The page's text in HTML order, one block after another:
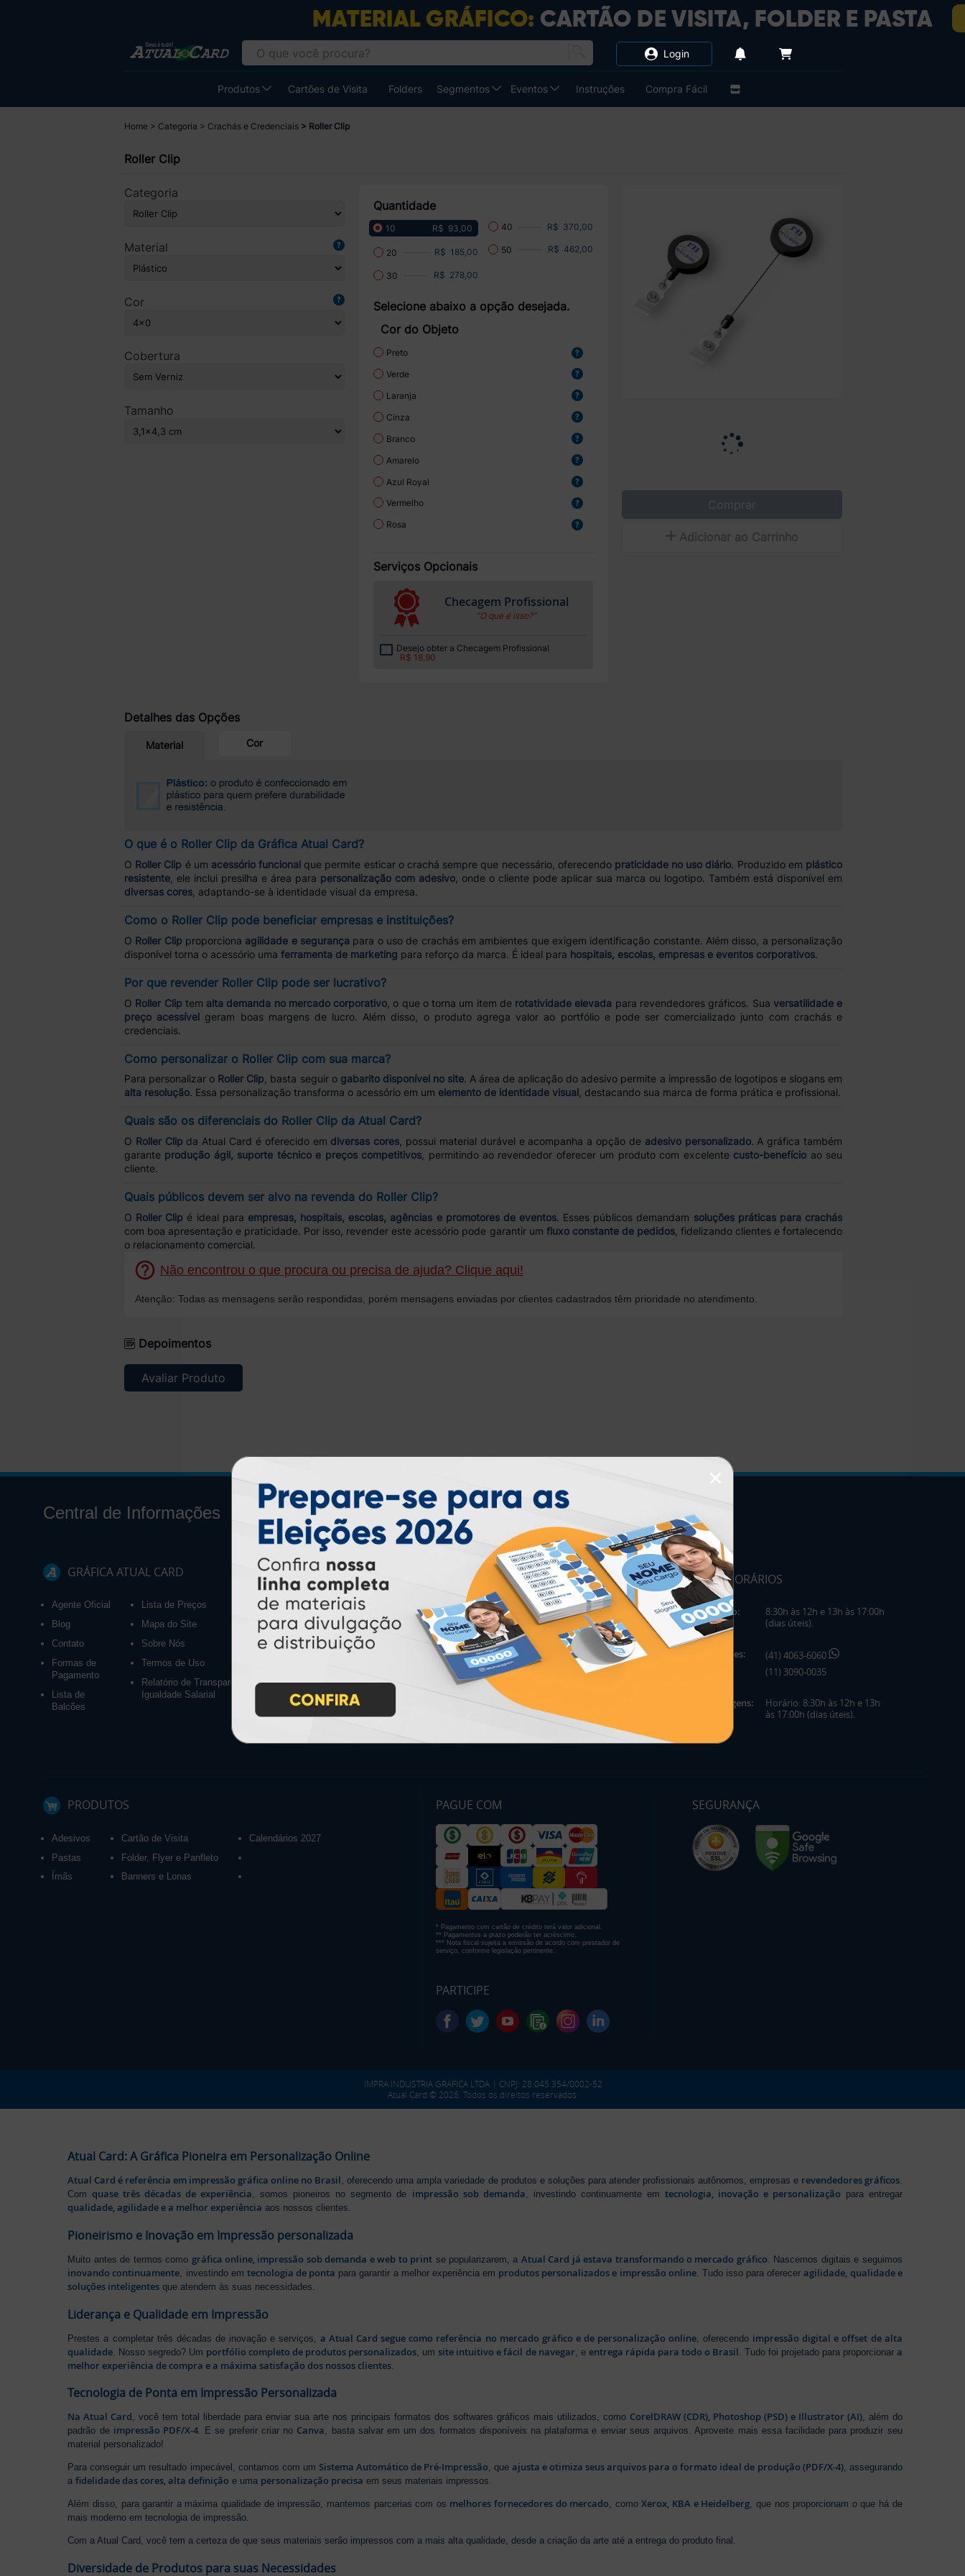
Produtos Cartões de Visita Folders Segmentos Eventos Instruções Compra Fácil
Login
Home Categoria Crachás e Credenciais Roller Clip
Roller Clip
Categoria
Material
Cor
Cobertura
Tamanho
Quantidade
10 R$ 93,00
20 R$ 185,00
30 R$ 278,00
40 R$ 370,00
50 R$ 462,00
Selecione abaixo a opção desejada.
Cor do Objeto
Preto
Verde
Laranja
Cinza
Branco
Amarelo
Azul Royal
Vermelho
Rosa
Serviços Opcionais
Checagem Profissional
“O que é isso?”
Desejo obter a Checagem Profissional
R$ 18,90
Comprar
Adicionar ao Carrinho
Detalhes das Opções
Material Cor
O que é o Roller Clip da Gráfica Atual Card?
O Roller Clip é um acessório funcional que permite esticar o crachá sempre que necessário, oferecendo praticidade no uso diário. Produzido em plástico
resistente , ele inclui presilha e área para personalização com adesivo , onde o cliente pode aplicar sua marca ou logotipo. Também está disponível em
diversas cores , adaptando-se à identidade visual da empresa.
Como o Roller Clip pode beneficiar empresas e instituições?
O Roller Clip proporciona agilidade e segurança para o uso de crachás em ambientes que exigem identificação constante. Além disso, a personalização
disponível torna o acessório uma ferramenta de marketing para reforço da marca. É ideal para hospitais, escolas, empresas e eventos corporativos.
Por que revender Roller Clip pode ser lucrativo?
O Roller Clip tem alta demanda no mercado corporativo , o que o torna um item de rotatividade elevada para revendedores gráficos. Sua versatilidade e
preço acessível geram boas margens de lucro. Além disso, o produto agrega valor ao portfólio e pode ser comercializado junto com crachás e
credenciais.
Como personalizar o Roller Clip com sua marca?
Para personalizar o Roller Clip, basta seguir o gabarito disponível no site. A área de aplicação do adesivo permite a impressão de logotipos e slogans em
alta resolução. Essa personalização transforma o acessório em um elemento de identidade visual, destacando sua marca de forma prática e profissional.
Quais são os diferenciais do Roller Clip da Atual Card?
O Roller Clip da Atual Card é oferecido em diversas cores , possui material durável e acompanha a opção de adesivo personalizado. A gráfica também
garante produção ágil, suporte técnico e preços competitivos , permitindo ao revendedor oferecer um produto com excelente custo-benefício ao seu
cliente.
Quais públicos devem ser alvo na revenda do Roller Clip?
O Roller Clip é ideal para empresas, hospitais, escolas, agências e promotores de eventos. Esses públicos demandam soluções práticas para crachás
com boa apresentação e praticidade. Por isso, revender este acessório pode garantir um fluxo constante de pedidos, fidelizando clientes e fortalecendo
o relacionamento comercial.
Não encontrou o que procura ou precisa de ajuda? Clique aqui!
Atenção: Todas as mensagens serão respondidas, porém mensagens enviadas por clientes cadastrados têm prioridade no atendimento.
Depoimentos
Avaliar Produto
Central de Informações
GRÁFICA ATUAL CARD
Agente Oficial
Blog
Contato
Formas de
Pagamento
Lista de
Balcões
Lista de Preços
Mapa do Site
Sobre Nós
Termos de Uso
Relatório de Transparência e
Igualdade Salarial
Como Comprar
Como exportar em
Garantia
Montagem e Fechamento de
Arquivo
Perguntas Frequentes
HORÁRIOS
Horário:
8:30h às 12h e 13h às 17:00h
(dias úteis).
Telefones:
(41) 4063-6060
(11) 3090-0035
Mensagens:
Horário: 8:30h às 12h e 13h
às 17:00h (dias úteis).
PRODUTOS
Adesivos
Pastas
Ímãs
Cartão de Visita
Folder, Flyer e Panfleto
Banners e Lonas
Calendários 2027
PAGUE COM
* Pagamento com cartão de crédito terá valor adicional.
** Pagamentos a prazo poderão ter acréscimo.
*** Nota fiscal sujeita a emissão de acordo com prestador de
serviço, conforme legislação pertinente.
PARTICIPE
SEGURANÇA
IMPRA INDUSTRIA GRAFICA LTDA | CNPJ: 28.045.354/0002-52
Atual Card © 2026. Todos os direitos reservados.
Atual Card: A Gráfica Pioneira em Personalização Online
Atual Card é referência em impressão gráfica online no Brasil, oferecendo uma ampla variedade de produtos e soluções para atender profissionais autônomos, empresas e revendedores gráficos.
Comquase três décadas de experiência, somos pioneiros no segmento de impressão sob demanda, investindo continuamente em tecnologia, inovação e personalização para entregar
qualidade, agilidade e a melhor experiência aos nossos clientes.
Pioneirismo e Inovação em Impressão personalizada
Muito antes de termos como gráfica online, impressão sob demanda e web to print se popularizarem, a Atual Card já estava transformando o mercado gráfico . Nascemos digitais e seguimos
inovando continuamente , investindo em tecnologia de ponta para garantir a melhor experiência em produtos personalizados e impressão online. Tudo isso para ofereceragilidade, qualidade e
soluções inteligentes que atendem às suas necessidades.
Liderança e Qualidade em Impressão
Prestes a completar três décadas de inovação e serviços,a Atual Card segue como referência no mercado gráfico e de personalização online , oferecendo impressão digital e offset de alta
qualidade . Nosso segredo? Um portfólio completo de produtos personalizados , um site intuitivo e fácil de navegar , e entrega rápida para todo o Brasil . Tudo foi projetado para proporcionar a
melhor experiência de compra e a máxima satisfação dos nossos clientes
Tecnologia de Ponta em Impressão Personalizada
Na Atual Card, você tem total liberdade para enviar sua arte nos principais formatos dos softwares gráficos mais utilizados, como CorelDRAW (CDR), Photoshop (PSD) e Illustrator (AI), além do
padrão de impressão PDF/X-4. E se preferir criar no Canva, basta salvar em um dos formatos disponíveis na plataforma e enviar seus arquivos. Aproveite mais essa facilidade para produzir seu
material personalizado!
Para conseguir um resultado impecável, contamos com um Sistema Automático de Pré-Impressão, queajusta e otimiza seus arquivos para o formato ideal de produção (PDF/X-4), assegurando
afidelidade das cores, alta definição e uma personalização precisa em seus materiais impressos.
Além disso, para garantir a máxima qualidade de impressão, mantemos parcerias com os melhores fornecedores do mercado, comoXerox, KBA e Heidelberg, que nos proporcionam o que há de
mais moderno em tecnologia de impressão.
Com a Atual Card, você tem a certeza de que seus materiais serão impressos com a mais alta qualidade, desde a criação da arte até a entrega do produto final.
Diversidade de Produtos para suas Necessidades